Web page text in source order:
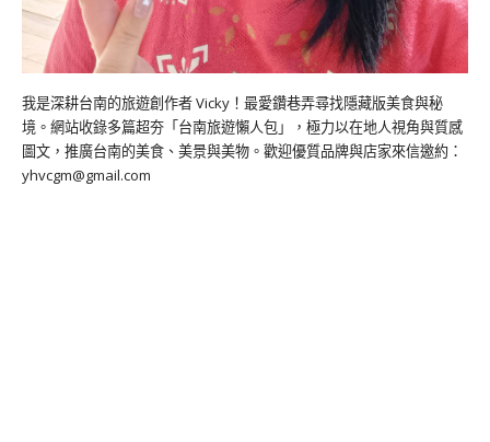
我是深耕台南的旅遊創作者 Vicky！最愛鑽巷弄尋找隱藏版美食與秘
境。網站收錄多篇超夯「台南旅遊懶人包」，極力以在地人視角與質感
圖文，推廣台南的美食、美景與美物。歡迎優質品牌與店家來信邀約：
yhvcgm@gmail.com